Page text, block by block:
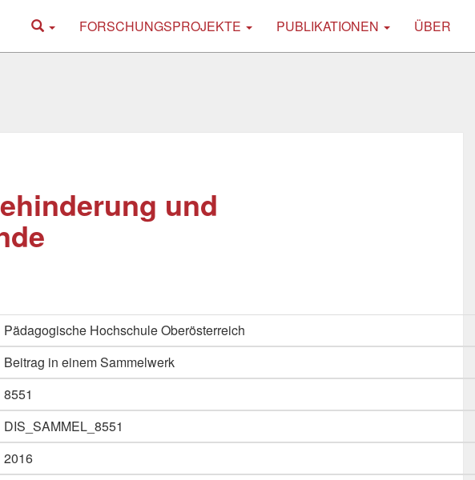
FORSCHUNGSPROJEKTE PUBLIKATIONEN ÜBER
und
Pädagogische Hochschule Oberösterreich
Beitrag in einem Sammelwerk
8551
DIS_SAMMEL_8551
2016